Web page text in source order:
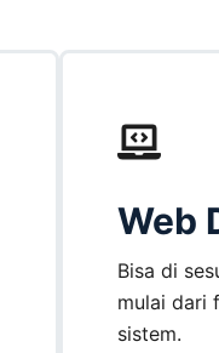
Web
Bisa di
mulai dari
sistem.